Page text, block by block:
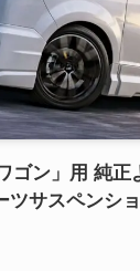
ゴン」用 純正
ツサスペンシ